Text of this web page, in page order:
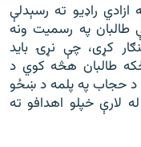
راډیو ته رسېدلې
طالبان په رسمیت ونه
کړی، چې نړۍ باید
طالبان هڅه کوي د
د حجاب په پلمه د ښځو
لارې خپلو اهدافو ته